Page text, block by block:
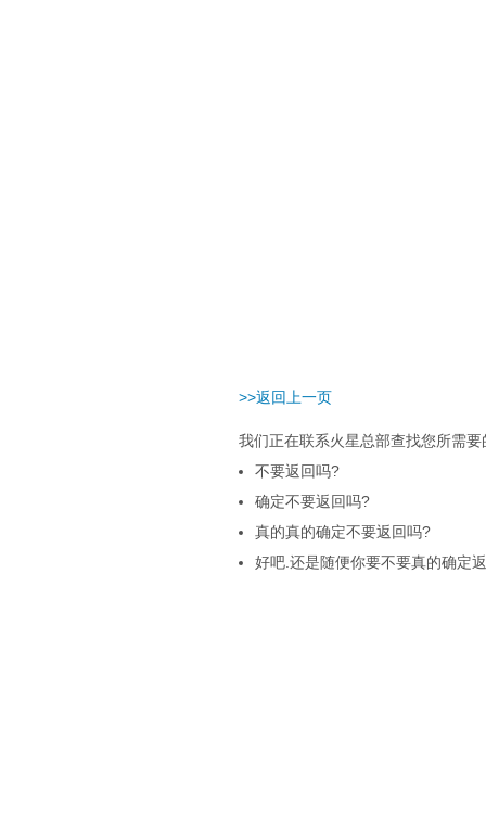
>>返回上一页
我们正在联系火星总部查找您所需
不要返回吗?
确定不要返回吗?
真的真的确定不要返回吗?
好吧.还是随便你要不要真的确定